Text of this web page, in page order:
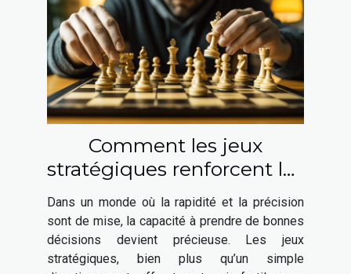
Comment les jeux
stratégiques renforcent les
compétences de prise de
décision ?
Dans un monde où la rapidité et la précision
sont de mise, la capacité à prendre de bonnes
décisions devient précieuse. Les jeux
stratégiques, bien plus qu’un simple